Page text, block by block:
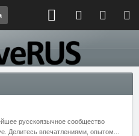
русскоязычное сообщество
Делитесь впечатлениями, опытом...